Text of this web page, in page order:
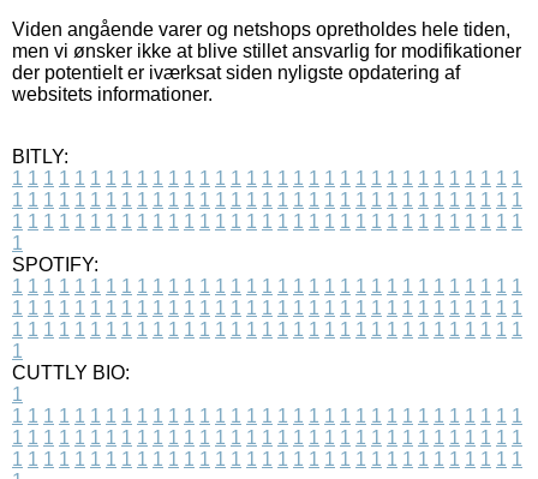
Viden angående varer og netshops opretholdes hele tiden,
men vi ønsker ikke at blive stillet ansvarlig for modifikationer
der potentielt er iværksat siden nyligste opdatering af
websitets informationer.
BITLY:
1 1 1 1 1 1 1 1 1 1 1 1 1 1 1 1 1 1 1 1 1 1 1 1 1 1 1 1 1 1 1 1 1
1 1 1 1 1 1 1 1 1 1 1 1 1 1 1 1 1 1 1 1 1 1 1 1 1 1 1 1 1 1 1 1 1
1 1 1 1 1 1 1 1 1 1 1 1 1 1 1 1 1 1 1 1 1 1 1 1 1 1 1 1 1 1 1 1 1
1
SPOTIFY:
1 1 1 1 1 1 1 1 1 1 1 1 1 1 1 1 1 1 1 1 1 1 1 1 1 1 1 1 1 1 1 1 1
1 1 1 1 1 1 1 1 1 1 1 1 1 1 1 1 1 1 1 1 1 1 1 1 1 1 1 1 1 1 1 1 1
1 1 1 1 1 1 1 1 1 1 1 1 1 1 1 1 1 1 1 1 1 1 1 1 1 1 1 1 1 1 1 1 1
1
CUTTLY BIO:
1
1 1 1 1 1 1 1 1 1 1 1 1 1 1 1 1 1 1 1 1 1 1 1 1 1 1 1 1 1 1 1 1 1
1 1 1 1 1 1 1 1 1 1 1 1 1 1 1 1 1 1 1 1 1 1 1 1 1 1 1 1 1 1 1 1 1
1 1 1 1 1 1 1 1 1 1 1 1 1 1 1 1 1 1 1 1 1 1 1 1 1 1 1 1 1 1 1 1 1